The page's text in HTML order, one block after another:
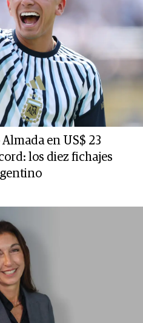
en US$ 23
los diez fichajes